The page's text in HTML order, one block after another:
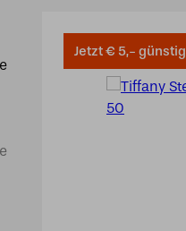
Jetzt € 5,-